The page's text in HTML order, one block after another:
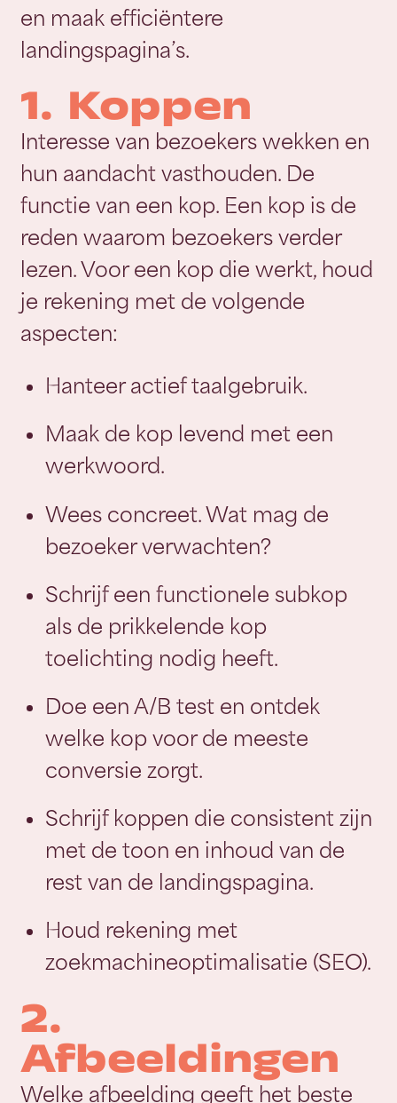
en maak efficiëntere
landingspagina’s.
1. Koppen
Interesse van bezoekers wekken en
hun aandacht vasthouden. De
functie van een kop. Een kop is de
reden waarom bezoekers verder
lezen. Voor een kop die werkt, houd
je rekening met de volgende
aspecten:
Hanteer actief taalgebruik.
Maak de kop levend met een
werkwoord.
Wees concreet. Wat mag de
bezoeker verwachten?
Schrijf een functionele subkop
als de prikkelende kop
toelichting nodig heeft.
Doe een A/B test en ontdek
welke kop voor de meeste
conversie zorgt.
Schrijf koppen die consistent zijn
met de toon en inhoud van de
rest van de landingspagina.
Houd rekening met
zoekmachineoptimalisatie (SEO).
2.
Afbeeldingen
Welke afbeelding geeft het beste